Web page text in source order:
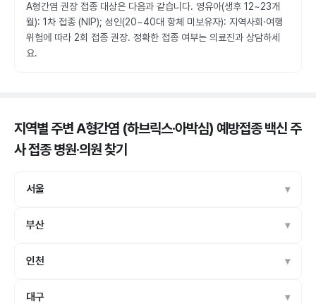
A형간염 권장 접종 대상은 다음과 같습니다. 영유아(생후 12~23개
월): 1차 접종 (NIP); 성인(20~40대 항체 미보유자): 지역사회·여행
위험에 따라 2회 접종 권장. 정확한 접종 여부는 의료진과 상담하세
요.
지역별 주변 A형간염 (하브릭스·아박심) 예방접종 백신 주
사 접종 병원·의원찾기
서울
부산
인천
대구